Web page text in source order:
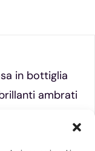
in bottiglia
ambrati